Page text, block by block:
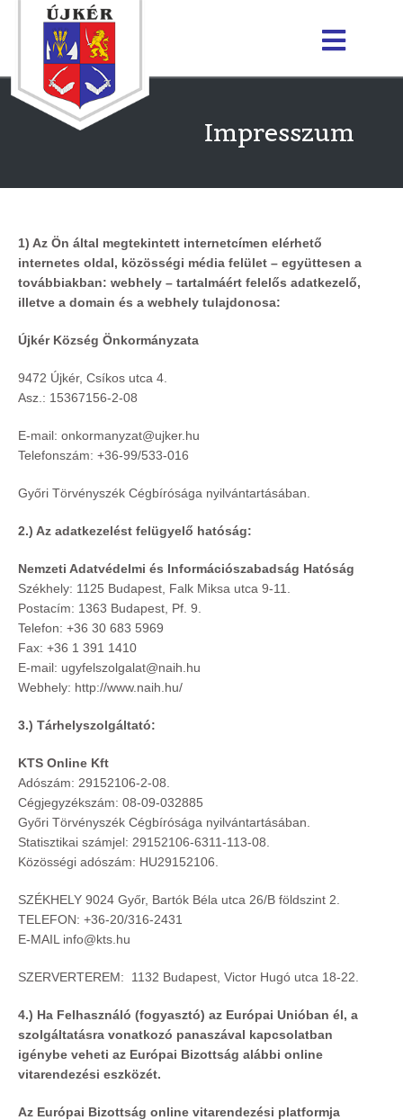
Impresszum
1) Az Ön által megtekintett internetcímen elérhető
internetes oldal, közösségi média felület – együttesen a
továbbiakban: webhely – tartalmáért felelős adatkezelő,
illetve a domain és a webhely tulajdonosa:
Újkér Község Önkormányzata
9472 Újkér, Csíkos utca 4.
Asz.: 15367156-2-08
E-mail: onkormanyzat@ujker.hu
Telefonszám: +36-99/533-016
Győri Törvényszék Cégbírósága nyilvántartásában.
2.) Az adatkezelést felügyelő hatóság:
Nemzeti Adatvédelmi és Információszabadság Hatóság
Székhely: 1125 Budapest, Falk Miksa utca 9-11.
Postacím: 1363 Budapest, Pf. 9.
Telefon: +36 30 683 5969
Fax: +36 1 391 1410
E-mail: ugyfelszolgalat@naih.hu
Webhely: http://www.naih.hu/
3.) Tárhelyszolgáltató:
KTS Online Kft
Adószám: 29152106-2-08.
Cégjegyzékszám: 08-09-032885
Győri Törvényszék Cégbírósága nyilvántartásában.
Statisztikai számjel: 29152106-6311-113-08.
Közösségi adószám: HU29152106.
SZÉKHELY 9024 Győr, Bartók Béla utca 26/B földszint 2.
TELEFON: +36-20/316-2431
E-MAIL info@kts.hu
SZERVERTEREM: 1132 Budapest, Victor Hugó utca 18-22.
4.) Ha Felhasználó (fogyasztó) az Európai Unióban él, a
szolgáltatásra vonatkozó panaszával kapcsolatban
igénybe veheti az Európai Bizottság alábbi online
vitarendezési eszközét.
Az Európai Bizottság online vitarendezési platformja